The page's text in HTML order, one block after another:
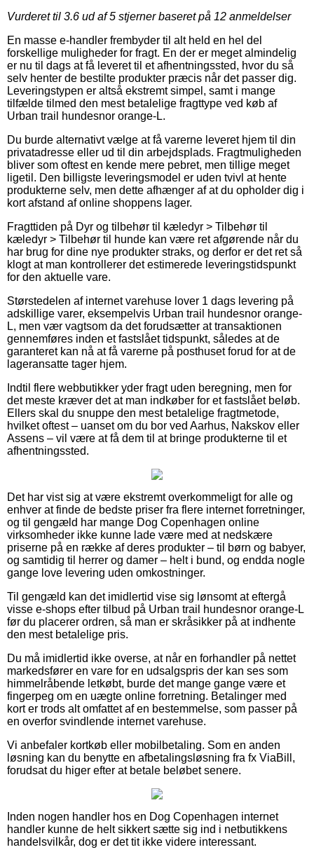
Vurderet til 3.6 ud af 5 stjerner baseret på 12 anmeldelser
En masse e-handler frembyder til alt held en hel del
forskellige muligheder for fragt. En der er meget almindelig
er nu til dags at få leveret til et afhentningssted, hvor du så
selv henter de bestilte produkter præcis når det passer dig.
Leveringstypen er altså ekstremt simpel, samt i mange
tilfælde tilmed den mest betalelige fragttype ved køb af
Urban trail hundesnor orange-L.
Du burde alternativt vælge at få varerne leveret hjem til din
privatadresse eller ud til din arbejdsplads. Fragtmuligheden
bliver som oftest en kende mere pebret, men tillige meget
ligetil. Den billigste leveringsmodel er uden tvivl at hente
produkterne selv, men dette afhænger af at du opholder dig i
kort afstand af online shoppens lager.
Fragttiden på Dyr og tilbehør til kæledyr > Tilbehør til
kæledyr > Tilbehør til hunde kan være ret afgørende når du
har brug for dine nye produkter straks, og derfor er det ret så
klogt at man kontrollerer det estimerede leveringstidspunkt
for den aktuelle vare.
Størstedelen af internet varehuse lover 1 dags levering på
adskillige varer, eksempelvis Urban trail hundesnor orange-
L, men vær vagtsom da det forudsætter at transaktionen
gennemføres inden et fastslået tidspunkt, således at de
garanteret kan nå at få varerne på posthuset forud for at de
lageransatte tager hjem.
Indtil flere webbutikker yder fragt uden beregning, men for
det meste kræver det at man indkøber for et fastslået beløb.
Ellers skal du snuppe den mest betalelige fragtmetode,
hvilket oftest – uanset om du bor ved Aarhus, Nakskov eller
Assens – vil være at få dem til at bringe produkterne til et
afhentningssted.
Det har vist sig at være ekstremt overkommeligt for alle og
enhver at finde de bedste priser fra flere internet forretninger,
og til gengæld har mange Dog Copenhagen online
virksomheder ikke kunne lade være med at nedskære
priserne på en række af deres produkter – til børn og babyer,
og samtidig til herrer og damer – helt i bund, og endda nogle
gange love levering uden omkostninger.
Til gengæld kan det imidlertid vise sig lønsomt at eftergå
visse e-shops efter tilbud på Urban trail hundesnor orange-L
før du placerer ordren, så man er skråsikker på at indhente
den mest betalelige pris.
Du må imidlertid ikke overse, at når en forhandler på nettet
markedsfører en vare for en udsalgspris der kan ses som
himmelråbende letkøbt, burde det mange gange være et
fingerpeg om en uægte online forretning. Betalinger med
kort er trods alt omfattet af en bestemmelse, som passer på
en overfor svindlende internet varehuse.
Vi anbefaler kortkøb eller mobilbetaling. Som en anden
løsning kan du benytte en afbetalingsløsning fra fx ViaBill,
forudsat du higer efter at betale beløbet senere.
Inden nogen handler hos en Dog Copenhagen internet
handler kunne de helt sikkert sætte sig ind i netbutikkens
handelsvilkår, dog er det tit ikke videre interessant.